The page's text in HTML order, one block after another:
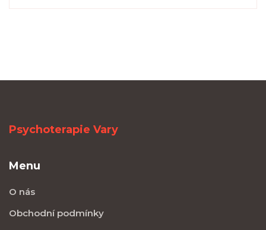
Psychoterapie Vary
Menu
O nás
Obchodní podmínky